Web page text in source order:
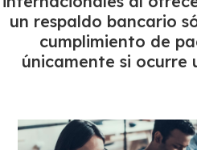
un respaldo bancario
cumplimiento de
únicamente si ocurre